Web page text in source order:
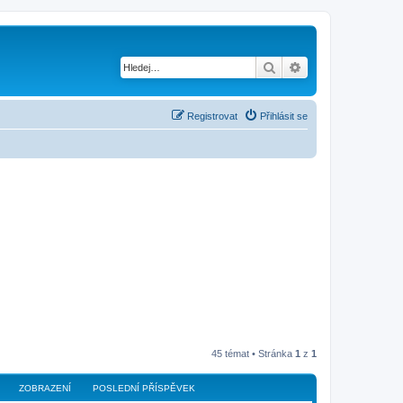
Hledat
Přihlásit se
Registrovat
45 témat • Stránka 1 z 1
ZOBRAZENÍ POSLEDNÍ PŘÍSPĚVEK